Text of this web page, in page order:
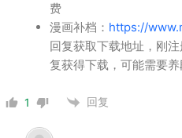
费
漫画补档： https://
回复获取下载地址，刚
复获得下载，可能需要
1 回复